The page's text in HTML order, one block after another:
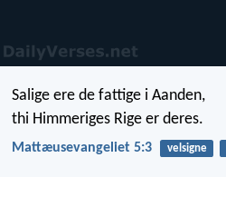
Salige ere de fattige i Aanden,
thi Himmeriges Rige er deres.
Mattæusevangeliet 5:3 velsigne